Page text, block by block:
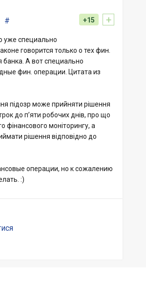
+
+15
#
уже специально
говорится только о тех фин.
А вот специально
фин. операции. Цитата из
підозр може прийняти рішення
до п’яти робочих днів, про що
фінансового моніторингу, а
рішення відповідно до
операции, но к сожалению
:)